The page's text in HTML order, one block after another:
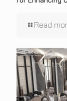
Read